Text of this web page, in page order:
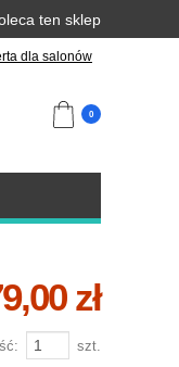
ten sklep
dla salonów
0
zł
szt.